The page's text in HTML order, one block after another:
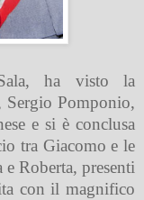
ha visto la
Sergio Pomponio,
e si è conclusa
tra Giacomo e le
Roberta, presenti
con il magnifico